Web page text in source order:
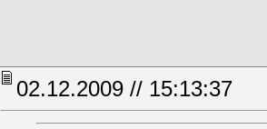
02.12.2009 // 15:13:37